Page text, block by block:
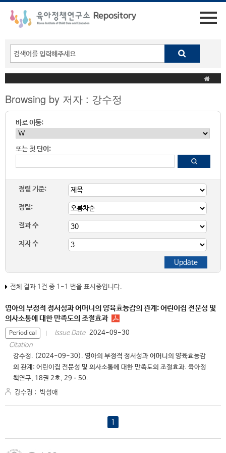
Browsing by 저자 : 강수정
바로 이동:
또는 첫 단어:
정렬 기준:
정렬:
결과 수
저자 수
전체 결과 1건 중 1-1 번을 표시중입니다.
영아의 부정적 정서성과 어머니의 양육효능감의 관계: 어린이집 전문성 및
의사소통에 대한 만족도의 조절효과
Periodical Issue Date 2024-09-30
Citation
강수정. (2024-09-30). 영아의 부정적 정서성과 어머니의 양육효능감
의 관계: 어린이집 전문성 및 의사소통에 대한 만족도의 조절효과. 육아정
책연구, 18권 2호, 29–50.
강수정 ; 박성애
1